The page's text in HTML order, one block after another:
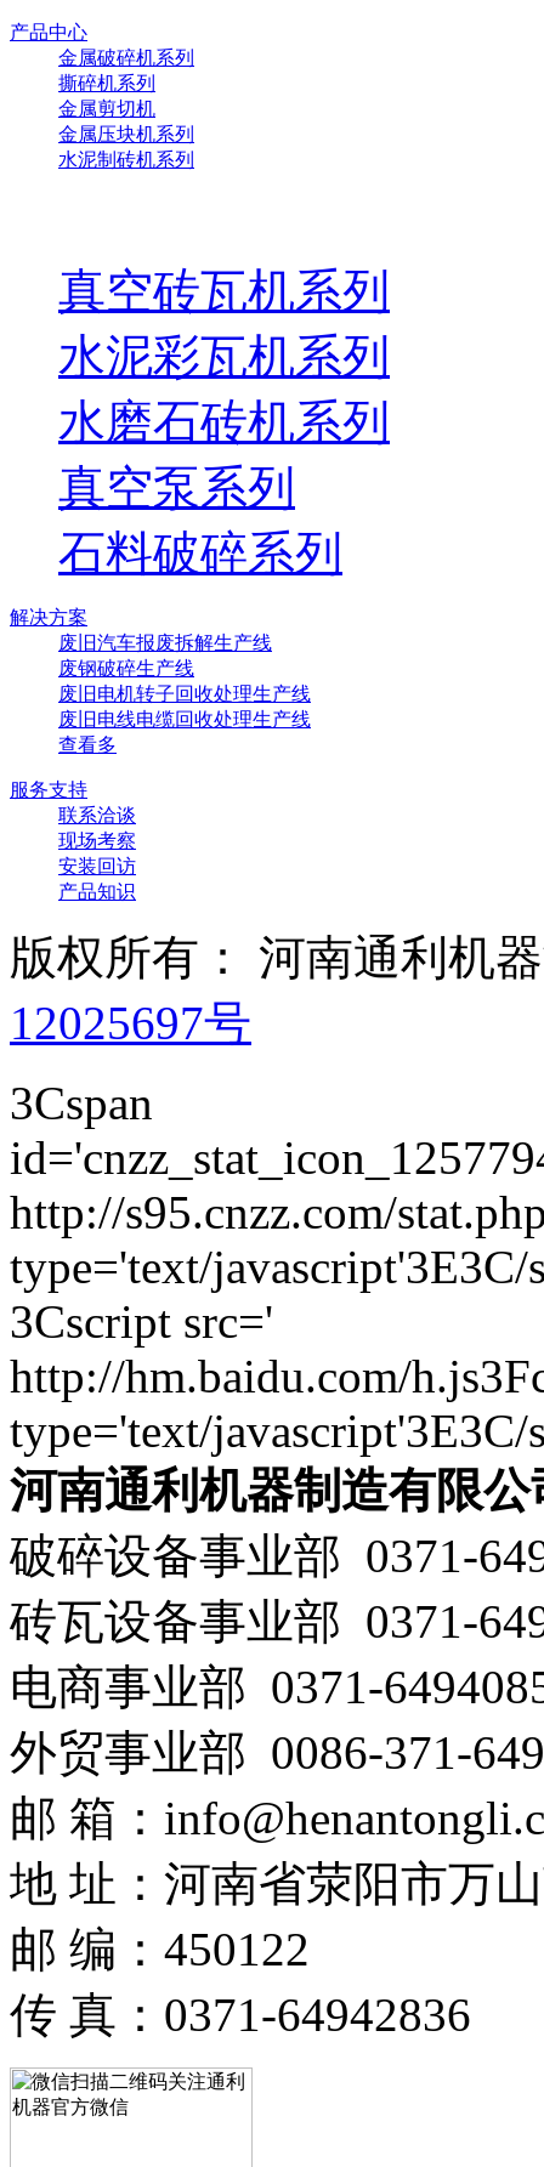
产品中心
金属破碎机系列
撕碎机系列
金属剪切机
金属压块机系列
水泥制砖机系列
真空砖瓦机系列
水泥彩瓦机系列
水磨石砖机系列
真空泵系列
石料破碎系列
解决方案
废旧汽车报废拆解生产线
废钢破碎生产线
废旧电机转子回收处理生产线
废旧电线电缆回收处理生产线
查看多
服务支持
联系洽谈
现场考察
安装回访
产品知识
版权所有： 河南通利机
12025697号
3Cspan
http://s95.cnzz.com/
type='text/javascript'3E3C/
3Cscript src='
http://hm.baidu.com/
type='text/javascript'3E3C/
河南通利机器制造有限公
破碎设备事业部 0371-
砖瓦设备事业部 0371-
电商事业部 0371-
外贸事业部 0086-371-
邮 箱：
地 址：河南省荥阳市万
邮 编：450122
传 真：0371-64942836